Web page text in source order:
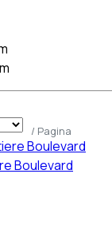
/ Pagina
Boulevard